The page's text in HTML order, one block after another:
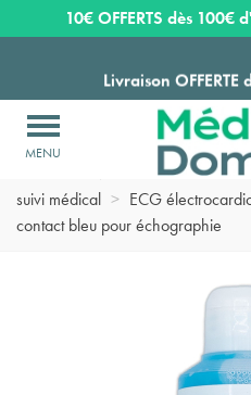
Matériel soins
suivi médical > ECG
contact bleu pour échographie
10€ OFFERTS dès 100€
Livraison OFFERTE
Payez en 3 ou 4 fois
Expédition sous 24
Payez en 3 ou 4 fois
Expédition sous 24